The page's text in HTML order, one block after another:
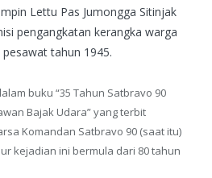
Lettu Pas Jumongga Sitinjak
pengangkatan kerangka warga
tahun 1945.
buku “35 Tahun Satbravo 90
Bajak Udara” yang terbit
Komandan Satbravo 90 (saat itu)
kejadian ini bermula dari 80 tahun